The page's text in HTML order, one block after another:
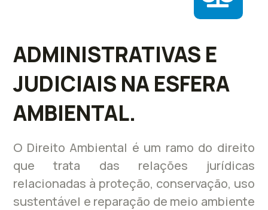
ADMINISTRATIVAS E
JUDICIAIS NA ESFERA
AMBIENTAL.
O Direito Ambiental é um ramo do direito
que trata das relações jurídicas
relacionadas à proteção, conservação, uso
sustentável e reparação de meio ambiente